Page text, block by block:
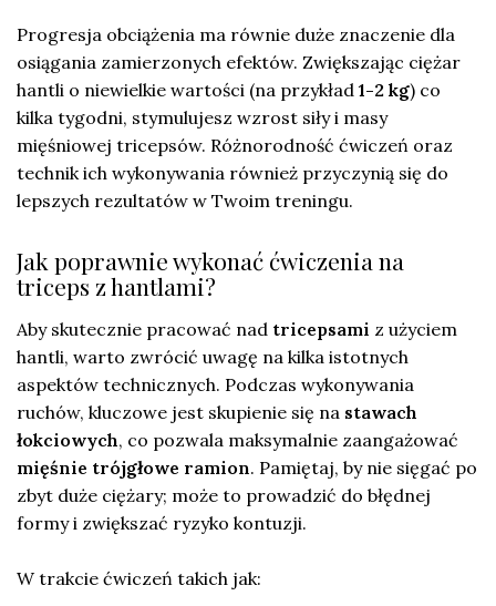
Progresja obciążenia ma równie duże znaczenie dla
osiągania zamierzonych efektów. Zwiększając ciężar
hantli o niewielkie wartości (na przykład1-2 kg) co
kilka tygodni, stymulujesz wzrost siły i masy
mięśniowej tricepsów. Różnorodność ćwiczeń oraz
technik ich wykonywania również przyczynią się do
lepszych rezultatów w Twoim treningu.
Jak poprawnie wykonać ćwiczenia na
triceps z hantlami?
Aby skutecznie pracować nad tricepsami z użyciem
hantli, warto zwrócić uwagę na kilka istotnych
aspektów technicznych. Podczas wykonywania
ruchów, kluczowe jest skupienie się na stawach
łokciowych, co pozwala maksymalnie zaangażować
mięśnie trójgłowe ramion. Pamiętaj, by nie sięgać po
zbyt duże ciężary; może to prowadzić do błędnej
formy i zwiększać ryzyko kontuzji.
W trakcie ćwiczeń takich jak: